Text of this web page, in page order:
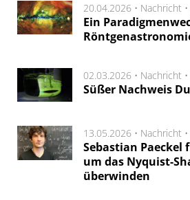
20.04.2026 • Nachricht •
Ein
02.03.2026 • Nachricht •
Süßer Nachweis
13.05.2026 • Nachricht •
Sebastian Paeckel
um das Nyquist-
überwinden